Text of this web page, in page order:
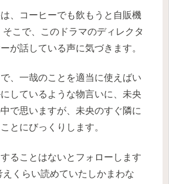
、コーヒーでも飲もうと自販機
そこで、このドラマのディレクタ
が話している声に気づきます。
、一哉のことを適当に使えばい
しているような物言いに、未央
で思いますが、未央のすぐ隣に
とにびっくりします。
ることはないとフォローします
えくらい読めていたしかまわな